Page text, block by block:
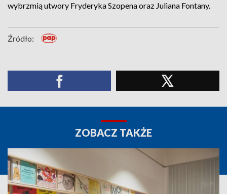
wybrzmią utwory Fryderyka Szopena oraz Juliana Fontany.
Źródło:
ZOBACZ TAKŻE